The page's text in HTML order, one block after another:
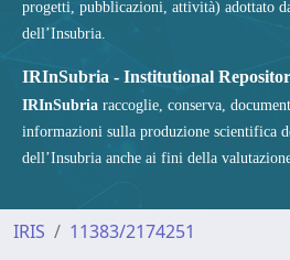
progetti, pubblicazioni, attività) adottato
dell’Insubria.
IRInSubria - Institutional
IRInSubria raccoglie, conserva,
informazioni sulla produzione scientifica
dell’Insubria anche ai fini della
IRIS 11383/2174251